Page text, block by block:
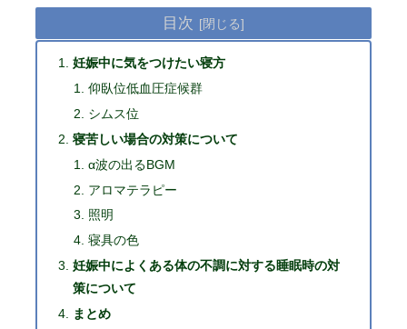
目次
妊娠中に気をつけたい寝方
仰臥位低血圧症候群
シムス位
寝苦しい場合の対策について
α波の出るBGM
アロマテラピー
照明
寝具の色
妊娠中によくある体の不調に対する睡眠時の対
策について
まとめ